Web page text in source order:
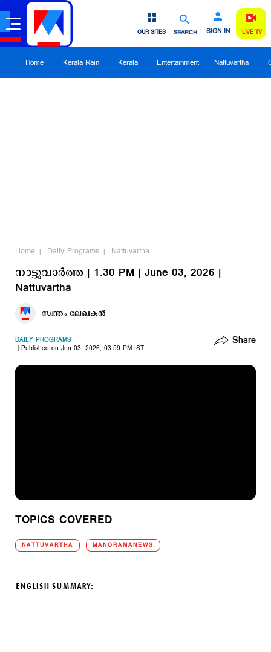
SEARCH SIGN IN
OUR SITES LIVE TV
Home Kerala Rain Kerala Entertainment Nattuvartha
Home Daily Programs Nattuvartha
നാട്ടുവാർത്ത | 1.30 PM | June 03, 2026 |
Nattuvartha
സ്വന്തം ലേഖകൻ
DAILY PROGRAMS
Published on Jun 03, 2026, 03:59 PM IST
Share
TOPICS COVERED
NATTUVARTHA MANORAMANEWS
ENGLISH SUMMARY: